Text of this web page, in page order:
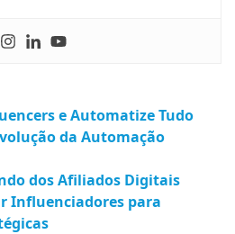
e Automatize Tudo
da Automação
dos Afiliados Digitais
Influenciadores para